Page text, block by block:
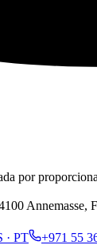
por
Annemasse,
· PT +971 55